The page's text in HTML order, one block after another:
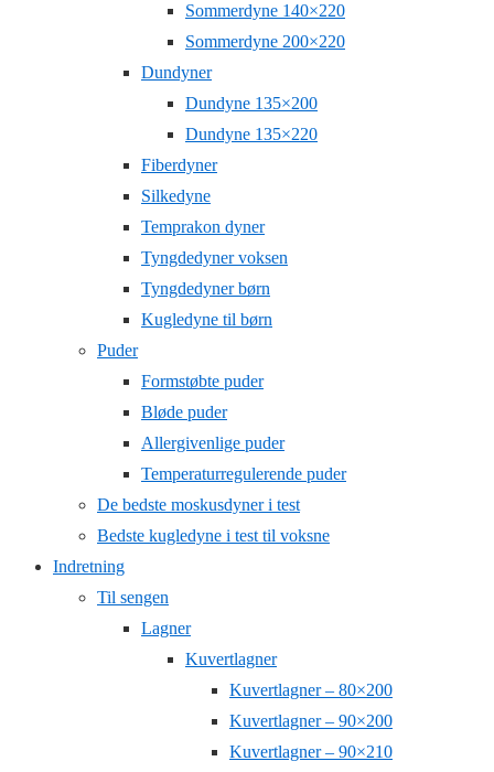
Sommerdyne 140×220
Sommerdyne 200×220
Dundyner
Dundyne 135×200
Dundyne 135×220
Fiberdyner
Silkedyne
Temprakon dyner
Tyngdedyner voksen
Tyngdedyner børn
Kugledyne til børn
Puder
Formstøbte puder
Bløde puder
Allergivenlige puder
Temperaturregulerende puder
De bedste moskusdyner i test
Bedste kugledyne i test til voksne
Indretning
Til sengen
Lagner
Kuvertlagner
Kuvertlagner – 80×200
Kuvertlagner – 90×200
Kuvertlagner – 90×210